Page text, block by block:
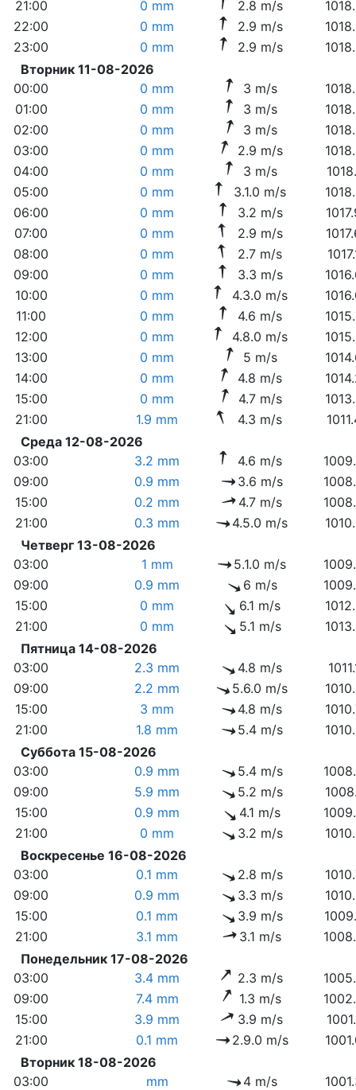
21:00
0 mm 2.8 m/s
22:00
0 mm 2.9 m/s
23:00
0 mm 2.9 m/s
Вторник 11-08-2026
00:00
0 mm 3 m/s
01:00
0 mm 3 m/s
02:00
0 mm 3 m/s
03:00
0 mm 2.9 m/s
04:00
0 mm 3 m/s
05:00
0 mm 3.1.0 m/s
06:00
0 mm 3.2 m/s
07:00
0 mm 2.9 m/s
08:00
0 mm 2.7 m/s
09:00
0 mm 3.3 m/s
10:00
0 mm 4.3.0 m/s
11:00
0 mm 4.6 m/s
12:00
0 mm 4.8.0 m/s
13:00
0 mm 5 m/s
14:00
0 mm 4.8 m/s
15:00
0 mm 4.7 m/s
21:00
1.9 mm 4.3 m/s
Среда 12-08-2026
03:00
3.2 mm 4.6 m/s
09:00
0.9 mm 3.6 m/s
15:00
0.2 mm 4.7 m/s
21:00
0.3 mm 4.5.0 m/s
Четверг 13-08-2026
03:00
1 mm 5.1.0 m/s
09:00
0.9 mm 6 m/s
15:00
0 mm 6.1 m/s
21:00
0 mm 5.1 m/s
Пятница 14-08-2026
03:00
2.3 mm 4.8 m/s
09:00
2.2 mm 5.6.0 m/s
15:00
3 mm 4.8 m/s
21:00
1.8 mm 5.4 m/s
Суббота 15-08-2026
03:00
0.9 mm 5.4 m/s
09:00
5.9 mm 5.2 m/s
15:00
0.9 mm 4.1 m/s
21:00
0 mm 3.2 m/s
Воскресенье 16-08-2026
03:00
0.1 mm 2.8 m/s
09:00
0.9 mm 3.3 m/s
15:00
0.1 mm 3.9 m/s
21:00
3.1 mm 3.1 m/s
Понедельник 17-08-2026
03:00
3.4 mm 2.3 m/s
09:00
7.4 mm 1.3 m/s
15:00
3.9 mm 3.9 m/s
21:00
0.1 mm 2.9.0 m/s
Вторник 18-08-2026
03:00
mm 4 m/s